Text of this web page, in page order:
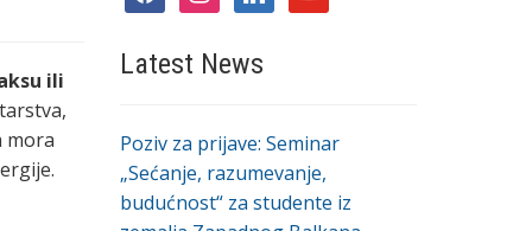
ili
mora
Latest News
Poziv za prijave: Seminar
„Sećanje, razumevanje,
budućnost“ za studente iz